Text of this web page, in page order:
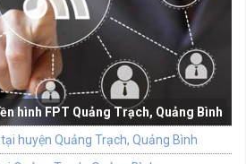
hình FPT Quảng Trạch, Quảng Bình
huyện Quảng Trạch, Quảng Bình